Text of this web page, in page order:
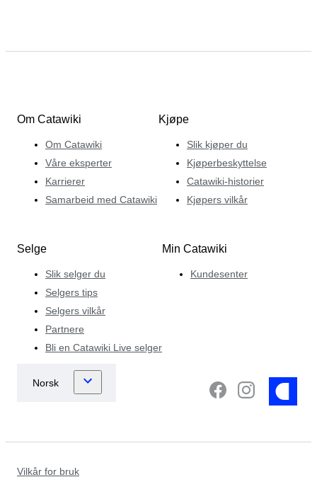
Om Catawiki
Om Catawiki
Våre eksperter
Karrierer
Samarbeid med Catawiki
Kjøpe
Slik kjøper du
Kjøperbeskyttelse
Catawiki-historier
Kjøpers vilkår
Selge
Slik selger du
Selgers tips
Selgers vilkår
Partnere
Bli en Catawiki Live selger
Min Catawiki
Kundesenter
Vilkår for bruk